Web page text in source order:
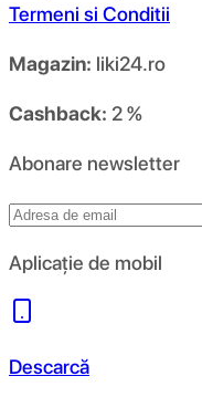
Termeni si Conditii
Magazin: liki24.ro
Cashback: 2 %
Abonare newsletter
Aplicație de mobil
Descarcă